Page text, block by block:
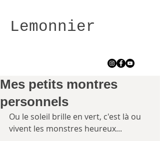
Lemonnier
Mes petits montres
personnels
Ou le soleil brille en vert, c'est là ou
vivent les monstres heureux...